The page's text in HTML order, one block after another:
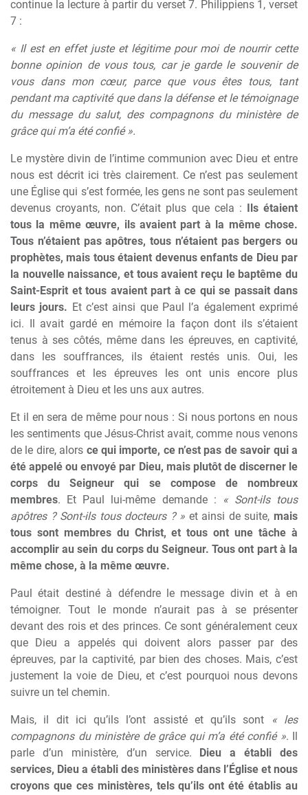
continue la lecture à partir du verset 7. Philippiens 1, verset
7 :
« Il est en effet juste et légitime pour moi de nourrir cette
bonne opinion de vous tous, car je garde le souvenir de
vous dans mon cœur, parce que vous êtes tous, tant
pendant ma captivité que dans la défense et le témoignage
du message du salut, des compagnons du ministère de
grâce qui m’a été confié ».
Le mystère divin de l’intime communion avec Dieu et entre
nous est décrit ici très clairement. Ce n’est pas seulement
une Église qui s’est formée, les gens ne sont pas seulement
devenus croyants, non. C’était plus que cela : Ils étaient
tous la même œuvre, ils avaient part à la même chose.
Tous n’étaient pas apôtres, tous n’étaient pas bergers ou
prophètes, mais tous étaient devenus enfants de Dieu par
la nouvelle naissance, et tous avaient reçu le baptême du
Saint-Esprit et tous avaient part à ce qui se passait dans
leurs jours. Et c’est ainsi que Paul l’a également exprimé
ici. Il avait gardé en mémoire la façon dont ils s’étaient
tenus à ses côtés, même dans les épreuves, en captivité,
dans les souffrances, ils étaient restés unis. Oui, les
souffrances et les épreuves les ont unis encore plus
étroitement à Dieu et les uns aux autres.
Et il en sera de même pour nous : Si nous portons en nous
les sentiments que Jésus-Christ avait, comme nous venons
de le dire, alors ce qui importe, ce n’est pas de savoir qui a
été appelé ou envoyé par Dieu, mais plutôt de discerner le
corps du Seigneur qui se compose de nombreux
membres. Et Paul lui-même demande :
« Sont-ils tous
apôtres ? Sont-ils tous docteurs ? » et ainsi de suite, mais
tous sont membres du Christ, et tous ont une tâche à
accomplir au sein du corps du Seigneur. Tous ont part à la
même chose, à la même œuvre.
Paul était destiné à défendre le message divin et à en
témoigner. Tout le monde n’aurait pas à se présenter
devant des rois et des princes. Ce sont généralement ceux
que Dieu a appelés qui doivent alors passer par des
épreuves, par la captivité, par bien des choses. Mais, c’est
justement la voie de Dieu, et c’est pourquoi nous devons
suivre un tel chemin.
Mais, il dit ici qu’ils l’ont assisté et qu’ils sont
« les
compagnons du ministère de grâce qui m’a été confié ». Il
parle d’un ministère, d’un service. Dieu a établi des
services, Dieu a établi des ministères dans l’Église et nous
croyons que ces ministères, tels qu’ils ont été établis au